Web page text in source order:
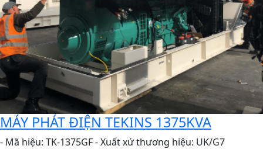
MÁY PHÁT ĐIỆN TEKINS 1375KVA
- Mã hiệu: TK-1375GF - Xuất xứ thương hiệu: UK/G7